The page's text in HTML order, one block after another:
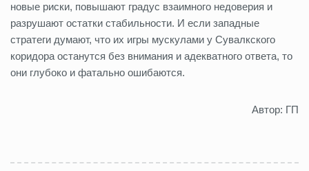
новые риски, повышают градус взаимного недоверия и
разрушают остатки стабильности. И если западные
стратеги думают, что их игры мускулами у Сувалкского
коридора останутся без внимания и адекватного ответа, то
они глубоко и фатально ошибаются.
Автор: ГП